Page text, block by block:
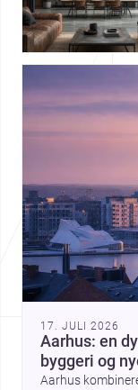
17. JULI 2026
Aarhus: en
byggeri og
Aarhus